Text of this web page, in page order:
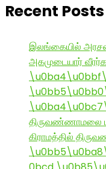
Recent Posts
இலங்கையில்
அகமுடையார்
திருவண்ணாமலை
கிராமத்தில்